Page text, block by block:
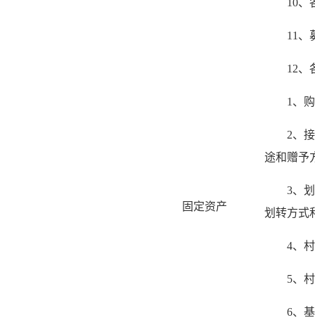
10、
11、
12、
固定资产
1、
2、
途和赠予
3、
划转方式
4、
5、
6、